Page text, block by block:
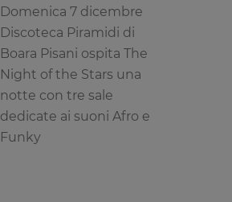
Domenica 7 dicembre
Discoteca Piramidi di
Boara Pisani ospita The
Night of the Stars una
notte con tre sale
dedicate ai suoni Afro e
Funky